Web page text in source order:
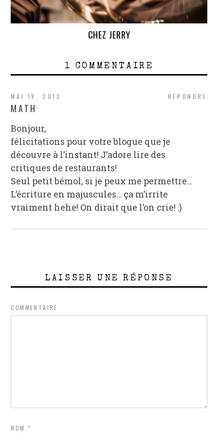
CHEZ JERRY
1 COMMENTAIRE
RÉPONDRE
MAI 19, 2013
MATH
Bonjour,
félicitations pour votre blogue que je
découvre à l’instant! J’adore lire des
critiques de restaurants!
Seul petit bémol, si je peux me permettre…
L’écriture en majuscules… ça m’irrite
vraiment hehe! On dirait que l’on crie! :)
LAISSER UNE RÉPONSE
COMMENTAIRE
NOM*